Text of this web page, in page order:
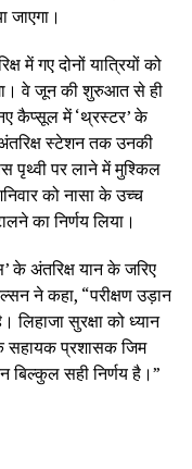
जाएगा।
में गए दोनों यात्रियों को
वे जून की शुरुआत से ही
कैप्सूल में ‘थ्रस्टर’ के
स्टेशन तक उनकी
पृथ्वी पर लाने में मुश्किल
को नासा के उच्च
का निर्णय लिया।
के अंतरिक्ष यान के जरिए
ने कहा, “परीक्षण उड़ान
लिहाजा सुरक्षा को ध्यान
सहायक प्रशासक जिम
सही निर्णय है।”